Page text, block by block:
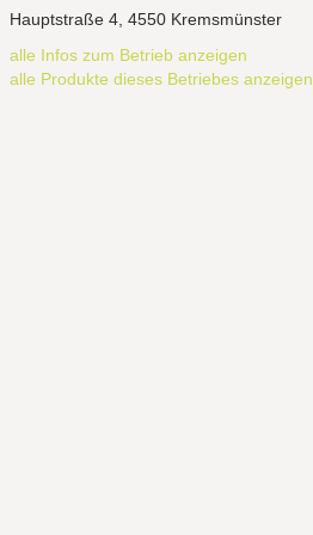
Hauptstraße 4, 4550 Kremsmünster
alle Infos zum Betrieb anzeigen
alle Produkte dieses Betriebes anzeigen